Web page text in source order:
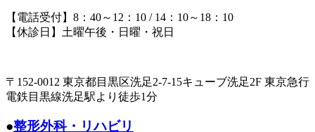
【電話受付】8：40～12：10 / 14：10～18：10
【休診日】土曜午後・日曜・祝日
〒152-0012 東京都目黒区洗足2-7-15キューブ洗足2F 東京急行
電鉄目黒線洗足駅より徒歩1分
●整形外科・リハビリ